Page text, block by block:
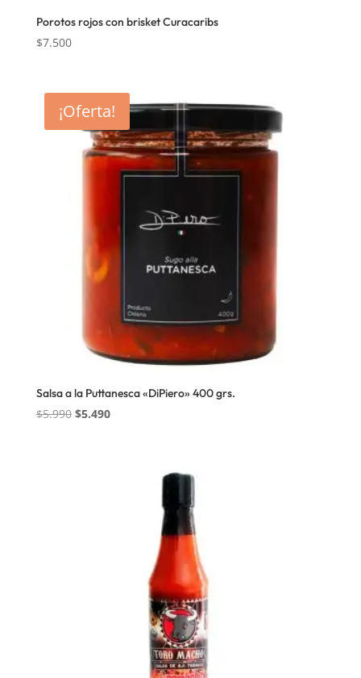
Porotos rojos con brisket Curacaribs
$7.500
¡Oferta!
Salsa a la Puttanesca «DiPiero» 400 grs.
$5.990 El
$5.490El